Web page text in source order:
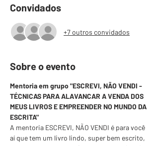
Convidados
+7 outros convidados
Sobre o evento
Mentoria em grupo "ESCREVI, NÃO VENDI -
TÉCNICAS PARA ALAVANCAR A VENDA DOS
MEUS LIVROS E EMPREENDER NO MUNDO DA
ESCRITA"
A mentoria ESCREVI, NÃO VENDI é para você
aí que tem um livro lindo, super bem escrito,